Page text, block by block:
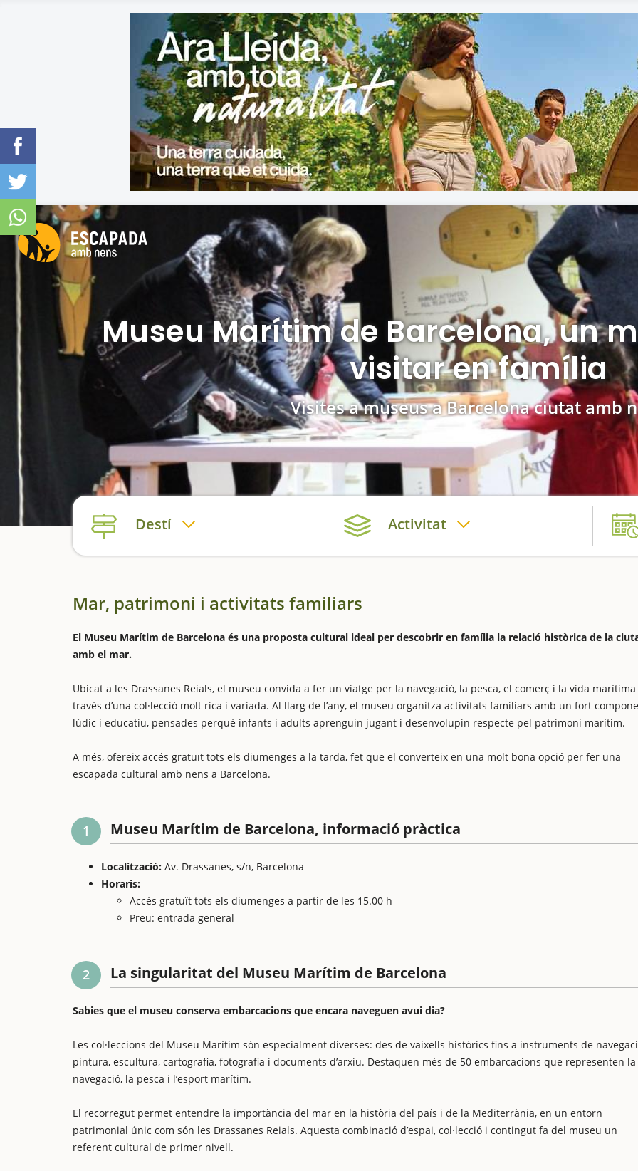
Museu Marítim de Barcelona, un
visitar en família
Visites a museus a Barcelona ciutat amb
Destí Activitat
Mar, patrimoni i activitats familiars
El Museu Marítim de Barcelona és una proposta cultural ideal per descobrir en família la relació històrica de la
amb el mar.
Ubicat a les Drassanes Reials, el museu convida a fer un viatge per la navegació, la pesca, el comerç i la vida marítima
través d’una col·lecció molt rica i variada. Al llarg de l’any, el museu organitza activitats familiars amb un fort
lúdic i educatiu, pensades perquè infants i adults aprenguin jugant i desenvolupin respecte pel patrimoni marítim.
A més, ofereix accés gratuït tots els diumenges a la tarda, fet que el converteix en una molt bona opció per fer una
escapada cultural amb nens a Barcelona.
1 Museu Marítim de Barcelona, informació pràctica
Localització: Av. Drassanes, s/n, Barcelona
Horaris:
Accés gratuït tots els diumenges a partir de les 15.00 h
Preu: entrada general
2 La singularitat del Museu Marítim de Barcelona
Sabies que el museu conserva embarcacions que encara naveguen avui dia?
Les col·leccions del Museu Marítim són especialment diverses: des de vaixells històrics fins a instruments de
pintura, escultura, cartografia, fotografia i documents d’arxiu. Destaquen més de 50 embarcacions que representen la
navegació, la pesca i l’esport marítim.
El recorregut permet entendre la importància del mar en la història del país i de la Mediterrània, en un entorn
patrimonial únic com són les Drassanes Reials. Aquesta combinació d’espai, col·lecció i contingut fa del museu un
referent cultural de primer nivell.